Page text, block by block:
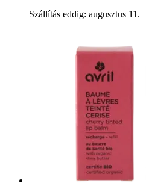
Szállítás eddig: augusztus 11.